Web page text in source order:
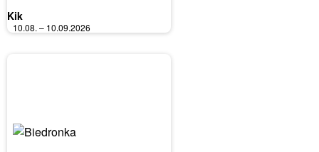
Kik
10.08. – 10.09.2026